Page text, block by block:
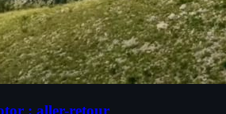
: aller-retour